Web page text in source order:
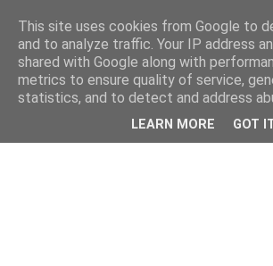
kristietim
viss, kas jāzin kristietim
This site uses cookies from Google to
and to analyze traffic. Your IP address
shared with Google along with
metrics to ensure quality of service,
statistics, and to detect and address
LEARN MORE GOT